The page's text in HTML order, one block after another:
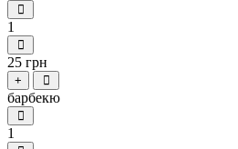
1
25 грн
+
барбекю
1